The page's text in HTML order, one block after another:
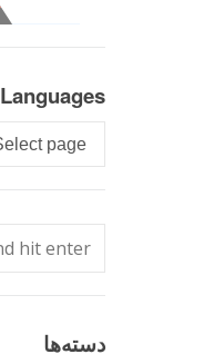
Languages
Languages
دسته‌ها